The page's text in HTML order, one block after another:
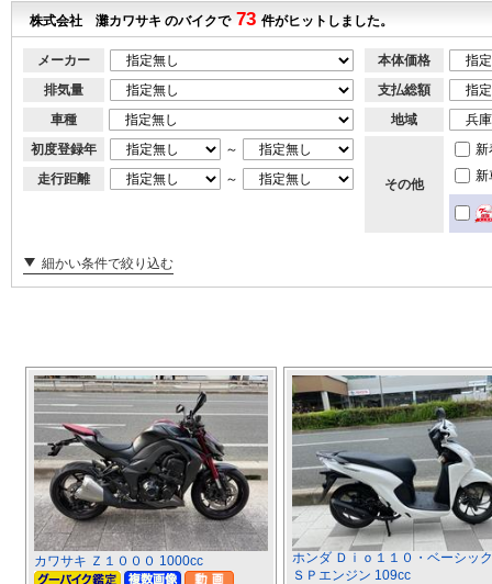
株式会社 灘カワサキ のバイクで 73 件がヒットしました。
メーカー
排気量
車種
初度登録年
～
走行距離
～
本体価格
支払総額
地域
その他
新
新
細かい条件で絞り込む
カワサキ Ｚ１０００ 1000cc
ホンダ Ｄｉｏ１１０・ベーシッ
ＳＰエンジン 109cc